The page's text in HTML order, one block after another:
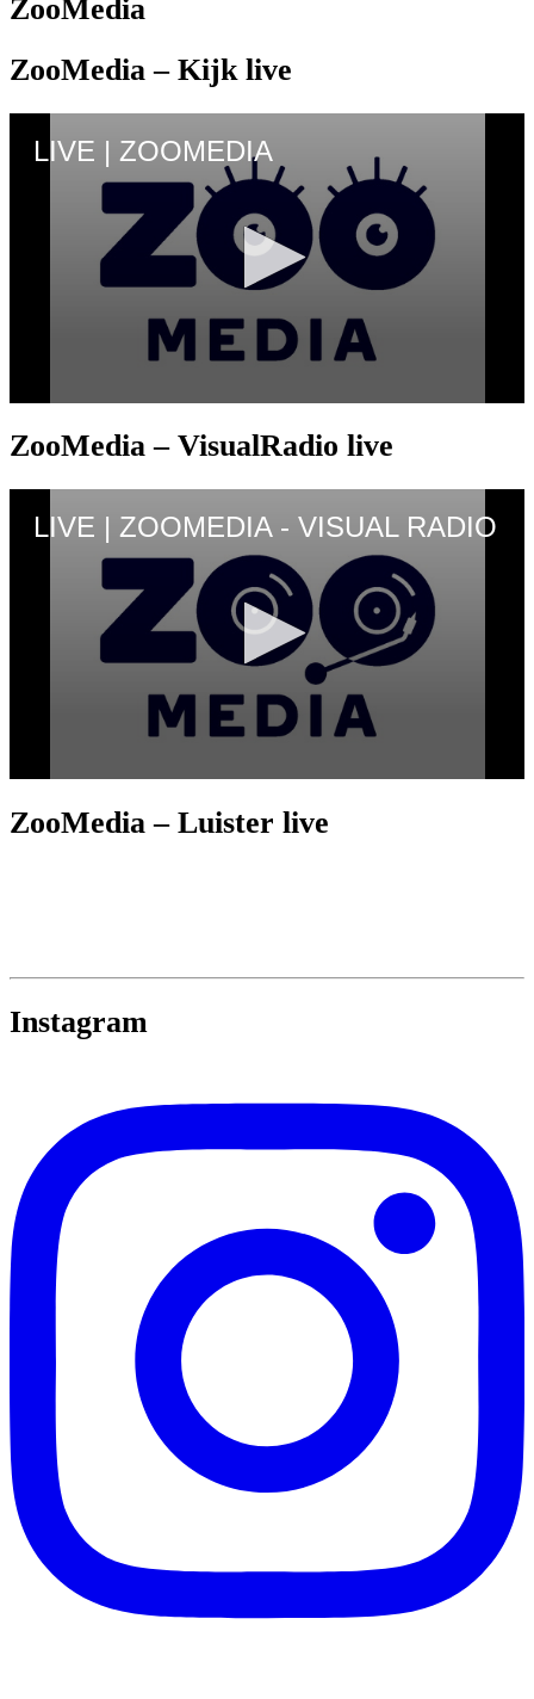
ZooMedia
ZooMedia – Kijk live
ZooMedia – VisualRadio live
ZooMedia – Luister live
Instagram